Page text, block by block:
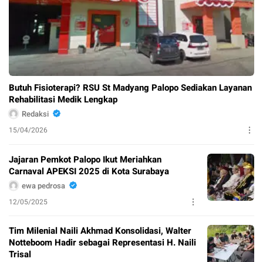
Butuh Fisioterapi? RSU St Madyang Palopo Sediakan Layanan
Rehabilitasi Medik Lengkap
Redaksi
15/04/2026
Jajaran Pemkot Palopo Ikut Meriahkan
Carnaval APEKSI 2025 di Kota Surabaya
ewa pedrosa
12/05/2025
Tim Milenial Naili Akhmad Konsolidasi, Walter
Notteboom Hadir sebagai Representasi H. Naili
Trisal